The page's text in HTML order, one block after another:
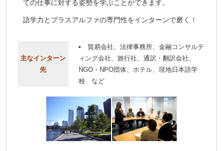
ての仕事に対する姿勢を学ぶことができます。
語学力とプラスアルファの専門性をインターンで磨く！
主なインターン
先
貿易会社、法律事務所、金融コンサルテ
ィング会社、旅行社、通訳・翻訳会社、
NGO・NPO団体、ホテル、現地日本語学
校 など